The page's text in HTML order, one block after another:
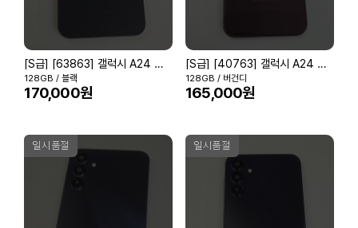
[S급] [63863] 갤럭시 A24 블랙
128GB / 블랙
170,000원
[S급] [40763] 갤럭시 A24 버건디
128GB / 버건디
165,000원
일시품절 일시품절